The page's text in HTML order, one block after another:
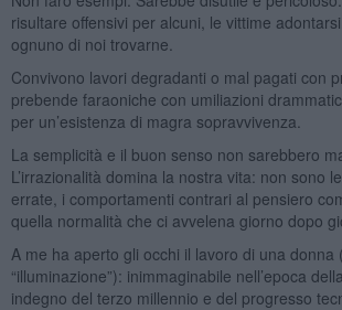
risultare offensivi per alcuni, le vittime
ognuno di noi trovarne.
Convivono lavori degradanti o mal pagati con
prebende faraoniche con umiliazioni
per un’esistenza di magra sopravvivenza.
La semplicità e il buon senso non sarebbero
L’irrazionalità domina la nostra vita: non sono
errate, i comportamenti contrari al pensiero
quella normalità che ci avvelena giorno dopo
A me ha aperto gli occhi il lavoro di una donna
“illuminazione”): inimmaginabile nell’epoca
indegno del terzo millennio e del progresso